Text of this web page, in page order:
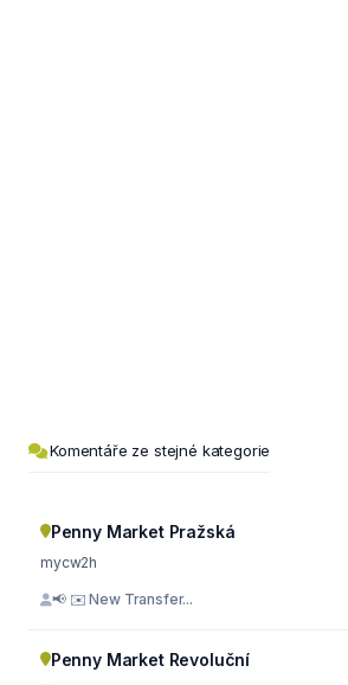
Komentáře ze stejné kategorie
Penny Market Pražská
mycw2h
📢 ✉️ New Transfer...
Penny Market Revoluční